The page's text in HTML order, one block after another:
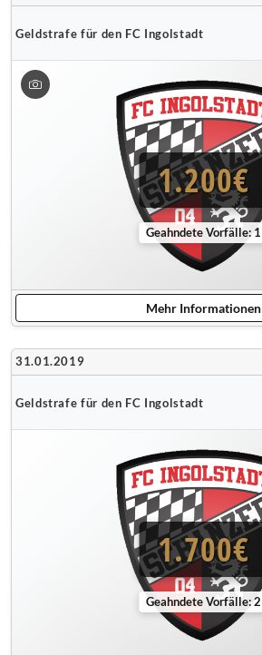
Geldstrafe für den FC Ingolstadt
1.200€
Geahndete Vorfälle: 1
Mehr Informationen
31.01.2019
Geldstrafe für den FC Ingolstadt
1.700€
Geahndete Vorfälle: 2